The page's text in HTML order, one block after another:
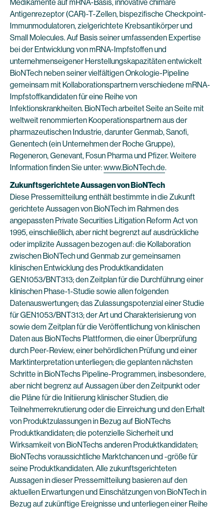
Medikamente auf mRNA-Basis, innovative chimäre
Antigenrezeptor (CAR)-T-Zellen, bispezifische Checkpoint-
Immunmodulatoren, zielgerichtete Krebsantikörper und
Small Molecules. Auf Basis seiner umfassenden Expertise
bei der Entwicklung von mRNA-Impfstoffen und
unternehmenseigener Herstellungskapazitäten entwickelt
BioNTech neben seiner vielfältigen Onkologie-Pipeline
gemeinsam mit Kollaborationspartnern verschiedene mRNA-
Impfstoffkandidaten für eine Reihe von
Infektionskrankheiten. BioNTech arbeitet Seite an Seite mit
weltweit renommierten Kooperationspartnern aus der
pharmazeutischen Industrie, darunter Genmab, Sanofi,
Genentech (ein Unternehmen der Roche Gruppe),
Regeneron, Genevant, Fosun Pharma und Pfizer. Weitere
Information finden Sie unter:www.BioNTech.de.
Zukunftsgerichtete Aussagen von BioNTech
Diese Pressemitteilung enthält bestimmte in die Zukunft
gerichtete Aussagen von BioNTech im Rahmen des
angepassten Private Securities Litigation Reform Act von
1995, einschließlich, aber nicht begrenzt auf ausdrückliche
oder implizite Aussagen bezogen auf: die Kollaboration
zwischen BioNTech und Genmab zur gemeinsamen
klinischen Entwicklung des Produktkandidaten
GEN1053/BNT313; den Zeitplan für die Durchführung einer
klinischen Phase-1-Studie sowie allen folgenden
Datenauswertungen; das Zulassungspotenzial einer Studie
für GEN1053/BNT313; der Art und Charakterisierung von
sowie dem Zeitplan für die Veröffentlichung von klinischen
Daten aus BioNTechs Plattformen, die einer Überprüfung
durch Peer-Review, einer behördlichen Prüfung und einer
Marktinterpretation unterliegen; die geplanten nächsten
Schritte in BioNTechs Pipeline-Programmen, insbesondere,
aber nicht begrenz auf Aussagen über den Zeitpunkt oder
die Pläne für die Initiierung klinischer Studien, die
Teilnehmerrekrutierung oder die Einreichung und den Erhalt
von Produktzulassungen in Bezug auf BioNTechs
Produktkandidaten; die potenzielle Sicherheit und
Wirksamkeit von BioNTechs anderen Produktkandidaten;
BioNTechs voraussichtliche Marktchancen und -größe für
seine Produktkandidaten. Alle zukunftsgerichteten
Aussagen in dieser Pressemitteilung basieren auf den
aktuellen Erwartungen und Einschätzungen von BioNTech in
Bezug auf zukünftige Ereignisse und unterliegen einer Reihe